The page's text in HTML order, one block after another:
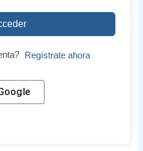
Regístrate ahora